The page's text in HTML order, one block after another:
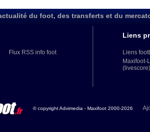
du foot, des transferts et du
Flux RSS info foot
Liens
Liens
Maxifoot-
(livescore)
© copyright Advimedia - Maxifoot 2000-2026